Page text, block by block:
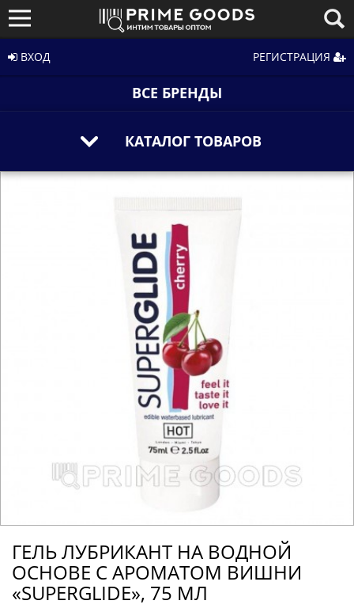
ВХОД РЕГИСТРАЦИЯ
ВСЕ БРЕНДЫ
КАТАЛОГ ТОВАРОВ
ГЕЛЬ ЛУБРИКАНТ НА ВОДНОЙ
ОСНОВЕ С АРОМАТОМ ВИШНИ
«SUPERGLIDE», 75 МЛ